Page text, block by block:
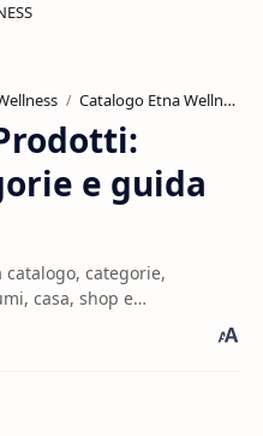
Catalogo Etna Wellness
e guida
categorie,
casa, shop e